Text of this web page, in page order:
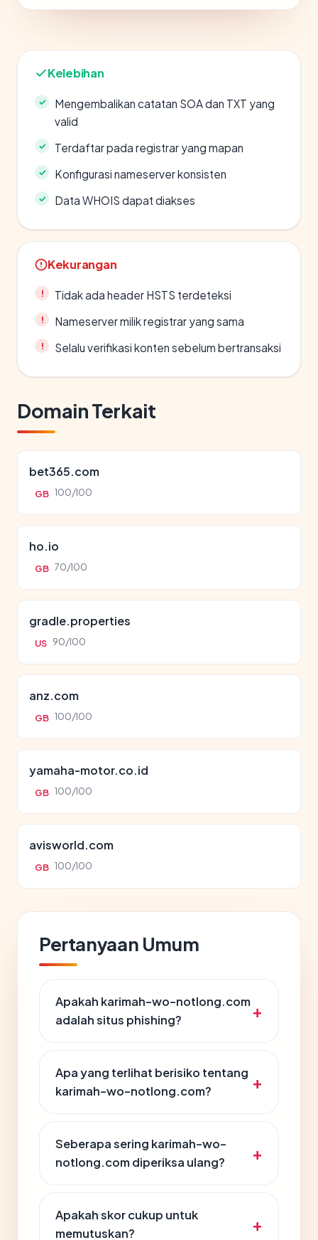
Kelebihan
Mengembalikan catatan SOA dan TXT yang
valid
Terdaftar pada registrar yang mapan
Konfigurasi nameserver konsisten
Data WHOIS dapat diakses
Kekurangan
Tidak ada header HSTS terdeteksi
Nameserver milik registrar yang sama
Selalu verifikasi konten sebelum bertransaksi
Domain Terkait
bet365.com
GB 100/100
ho.io
GB 70/100
gradle.properties
US 90/100
anz.com
GB 100/100
yamaha-motor.co.id
GB 100/100
avisworld.com
GB 100/100
Pertanyaan Umum
Apakah karimah-wo-notlong.com
adalah situs phishing?
Apa yang terlihat berisiko tentang
karimah-wo-notlong.com?
Seberapa sering karimah-wo-
notlong.com diperiksa ulang?
Apakah skor cukup untuk
memutuskan?